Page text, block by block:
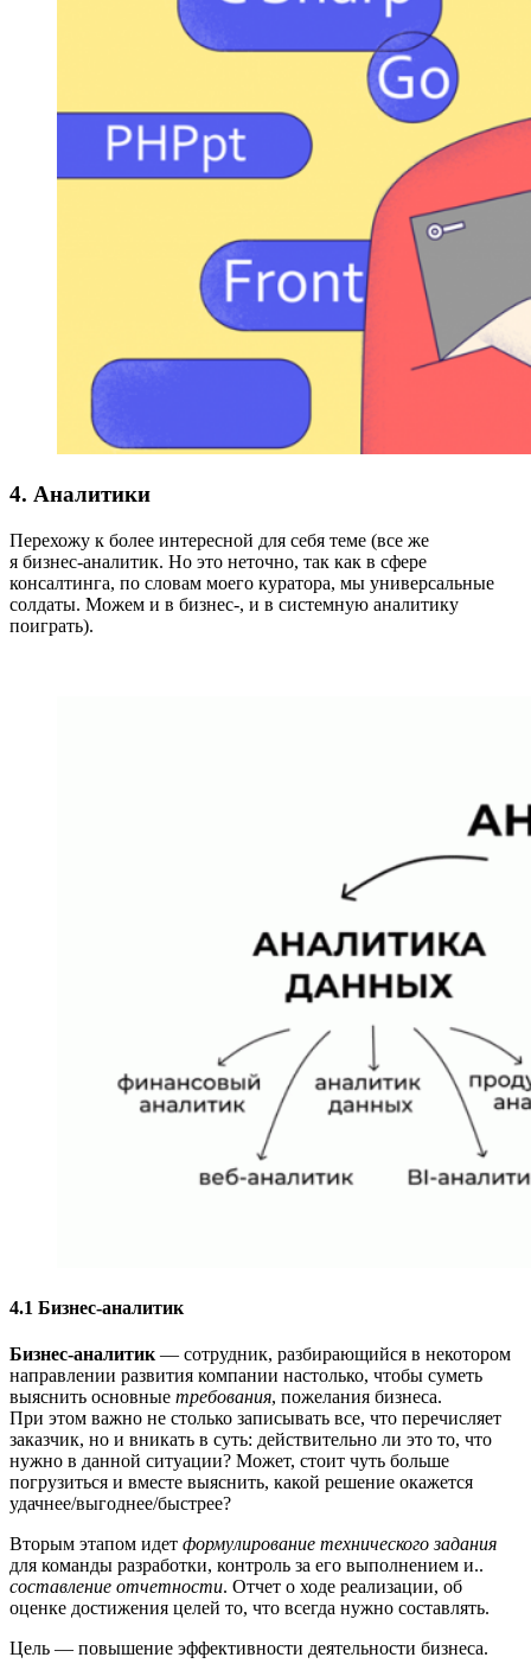
4. Аналитики
Перехожу к более интересной для себя теме (все же
я бизнес‑аналитик. Но это неточно, так как в сфере
консалтинга, по словам моего куратора, мы универсальные
солдаты. Можем и в бизнес-, и в системную аналитику
поиграть).
4.1 Бизнес-аналитик
Бизнес-аналитик — сотрудник, разбирающийся в некотором
направлении развития компании настолько, чтобы суметь
выяснить основные требования, пожелания бизнеса.
При этом важно не столько записывать все, что перечисляет
заказчик, но и вникать в суть: действительно ли это то, что
нужно в данной ситуации? Может, стоит чуть больше
погрузиться и вместе выяснить, какой решение окажется
удачнее/выгоднее/быстрее?
Вторым этапом идет формулирование технического задания
для команды разработки, контроль за его выполнением и..
составление отчетности. Отчет о ходе реализации, об
оценке достижения целей то, что всегда нужно составлять.
Цель — повышение эффективности деятельности бизнеса.